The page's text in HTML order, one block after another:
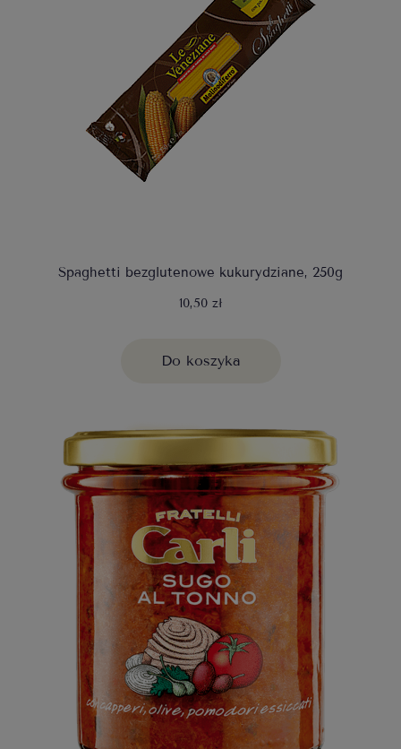
Spaghetti bezglutenowe kukurydziane, 250g
10,50 zł
Do koszyka